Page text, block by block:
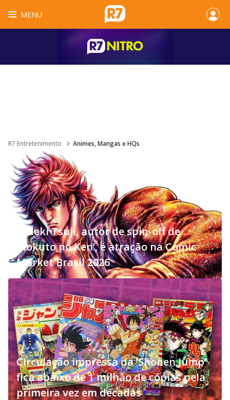
MENU
R7 Entretenimento Animes, Mangas e HQs
Hideki Tsuji, autor de spin-off de
‘Hokuto no Ken’, é atração na Comic
Market Brasil 2026
Circulação impressa da ‘Shonen Jump’
fica abaixo de 1 milhão de cópias pela
primeira vez em décadas